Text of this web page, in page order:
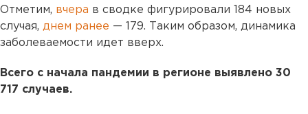
Отметим, вчера в сводке фигурировали 184 новых
случая, днем ранее — 179. Таким образом, динамика
заболеваемости идет вверх.
Всего с начала пандемии в регионе выявлено 30
717 случаев.